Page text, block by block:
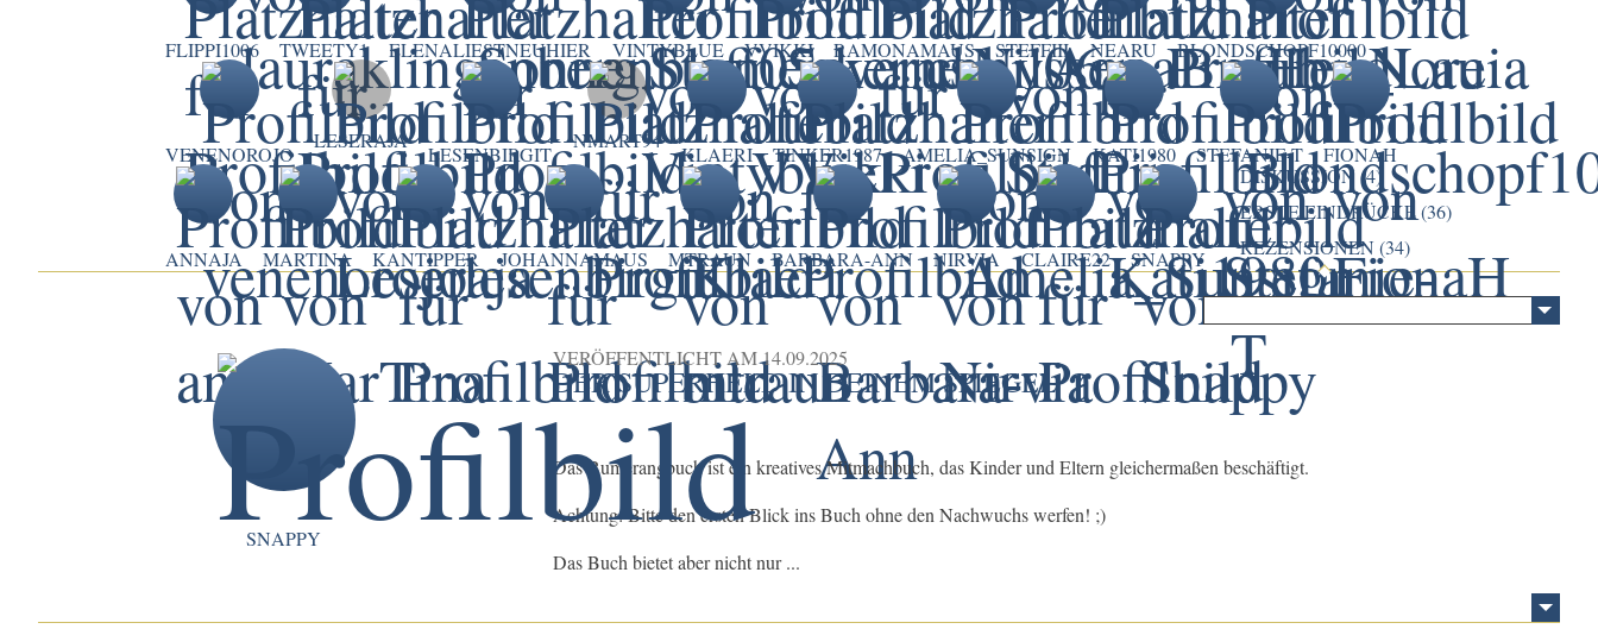
FLIPPI1006 TWEETY1 ELENALIESTNEUHIER VINTYBLUE VVIKKI RAMONAMAUS STEFFIII NEARU BLONDSCHOPF10000
VENENOROJO
LESERAJA
LESENBIRGIT
NMART94
KLAERI TINKER1987 AMELIA_SUNSIGN KATI1980 STEFANIE-T FIONAH
ANNAJA MARTINA KANTIPPER JOHANNAMAUS MTRAUN BARBARA-ANN NIRVIA CLAIRE22 SNAPPY
DISKUSSION (4)
ERSTE EINDRÜCKE (36)
REZENSIONEN (34)
SNAPPY
VERÖFFENTLICHT AM14.09.2025
DER SUPERHELD IN DEINEM SPIEGEL
Das Bumerangbuch ist ein kreatives Mitmachbuch, das Kinder und Eltern gleichermaßen beschäftigt.
Achtung: Bitte den ersten Blick ins Buch ohne den Nachwuchs werfen! ;)
Das Buch bietet aber nicht nur ...